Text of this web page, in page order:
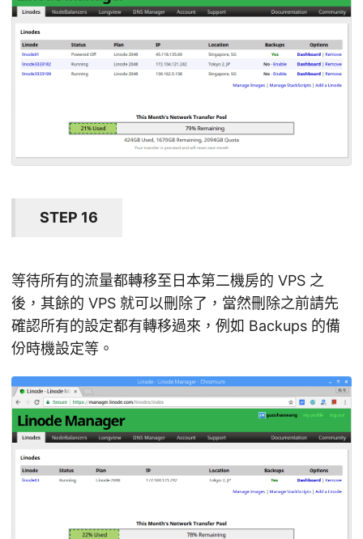
STEP 16
等待所有的流量都轉移至日本第二機房的 VPS 之
後，其餘的 VPS 就可以刪除了，當然刪除之前請先
確認所有的設定都有轉移過來，例如 Backups 的備
份時機設定等。